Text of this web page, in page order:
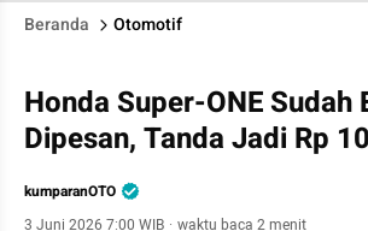
Beranda Otomotif
Honda Super-ONE Sudah
Dipesan, Tanda Jadi Rp
kumparanOTO
3 Juni 2026 7:00 WIB · waktu baca 2 menit